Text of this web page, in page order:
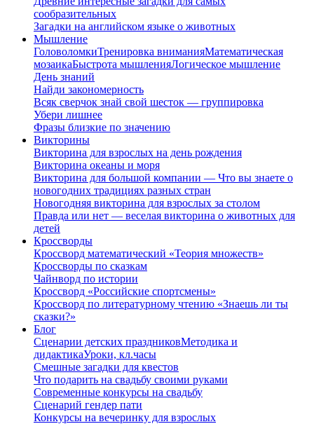
сообразительных
Загадки на английском языке о животных
Мышление
ГоловоломкиТренировка вниманияМатематическая
мозаикаБыстрота мышленияЛогическое мышление
День знаний
Найди закономерность
Всяк сверчок знай свой шесток — группировка
Убери лишнее
Фразы близкие по значению
Викторины
Викторина для взрослых на день рождения
Викторина океаны и моря
Викторина для большой компании — Что вы знаете о
новогодних традициях разных стран
Новогодняя викторина для взрослых за столом
Правда или нет — веселая викторина о животных для
детей
Кроссворды
Кроссворд математический «Теория множеств»
Кроссворды по сказкам
Чайнворд по истории
Кроссворд «Российские спортсмены»
Кроссворд по литературному чтению «Знаешь ли ты
сказки?»
Блог
Сценарии детских праздниковМетодика и
дидактикаУроки, кл.часы
Смешные загадки для квестов
Что подарить на свадьбу своими руками
Современные конкурсы на свадьбу
Сценарий гендер пати
Конкурсы на вечеринку для взрослых